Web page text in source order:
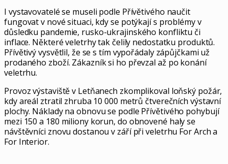
I vystavovatelé se museli podle Přívětivého naučit
fungovat v nové situaci, kdy se potýkají s problémy v
důsledku pandemie, rusko-ukrajinského konfliktu či
inflace. Některé veletrhy tak čelily nedostatku produktů.
Přívětivý vysvětlil, že se s tím vypořádaly zápůjčkami už
prodaného zboží. Zákazník si ho převzal až po konání
veletrhu.
Provoz výstaviště v Letňanech zkomplikoval loňský požár,
kdy areál ztratil zhruba 10 000 metrů čtverečních výstavní
plochy. Náklady na obnovu se podle Přívětivého pohybují
mezi 150 a 180 miliony korun, do obnovené haly se
návštěvníci znovu dostanou v září při veletrhu For Arch a
For Interior.